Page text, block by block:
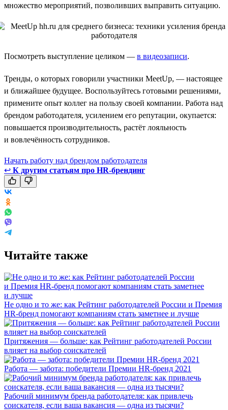
множество мероприятий, позволивших выправить ситуацию.
Посмотреть выступление целиком — в видеозаписи.
Тренды, о которых говорили участники MeetUp, — настоящее
и ближайшее будущее. Воспользуйтесь готовыми решениями,
примените опыт коллег на пользу своей компании. Работа над
брендом работодателя, усилением его репутации, окупается:
повышается производительность, растёт лояльность
и вовлечённость сотрудников.
Начать работу над брендом работодателя
↩ К другим статьям про HR-брендинг
Читайте также
Не одно и то же: как Рейтинг работодателей России и Премия
HR-бренд помогают компаниям стать заметнее и лучше
Притяжения — больше: как Рейтинг работодателей России
влияет на выбор соискателей
Работа — забота: победители Премии HR-бренд 2021
Рабочий минимум бренда работодателя: как привлечь
соискателя, если ваша вакансия — одна из тысячи?